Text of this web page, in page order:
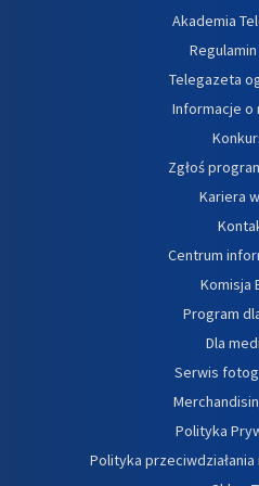
Akademia
Telegazeta
Informacje o
Zgłoś
Kariera
Centrum
Komisja
Program
Dla
Serwis
Polityka
Polityka